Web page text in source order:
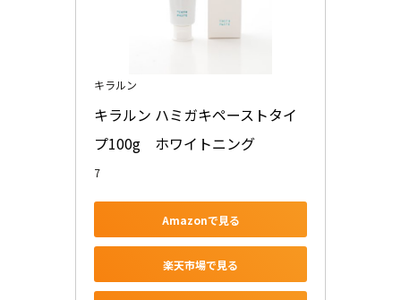
キラルン
キラルン ハミガキペーストタイ
プ100g　ホワイトニング
7
Amazonで見る
楽天市場で見る